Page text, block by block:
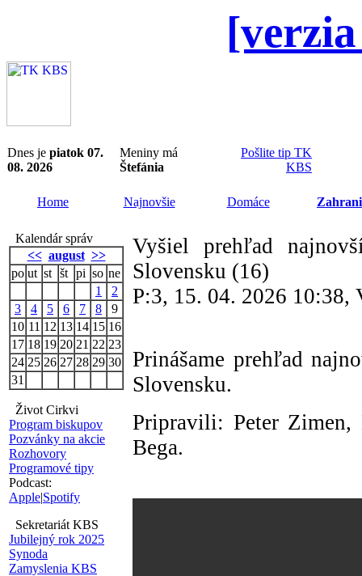
Dnes je piatok 07.
08. 2026
Meniny má
Štefánia
Pošlite tip TK
KBS
Home Najnovšie Domáce
Kalendár správ
<< august >>
po ut st št pi so ne
1
2
3
4 5 6 7 8
9
10 11 12 13 14 15 16
17 18 19 20 21 22 23
24 25 26 27 28 29 30
31
Život Cirkvi
Program biskupov
Pozvánky na akcie
Rozhovory
Programové tipy
Podcast:
Apple|Spotify
Sekretariát KBS
Jubilejný rok 2025
Synoda
Zamyslenia KBS
Vyšiel prehľad
Slovensku (16)
P:3, 15. 04. 2026 10:38,
Prinášame prehľad
Slovensku.
Pripravili: Peter
Bega.